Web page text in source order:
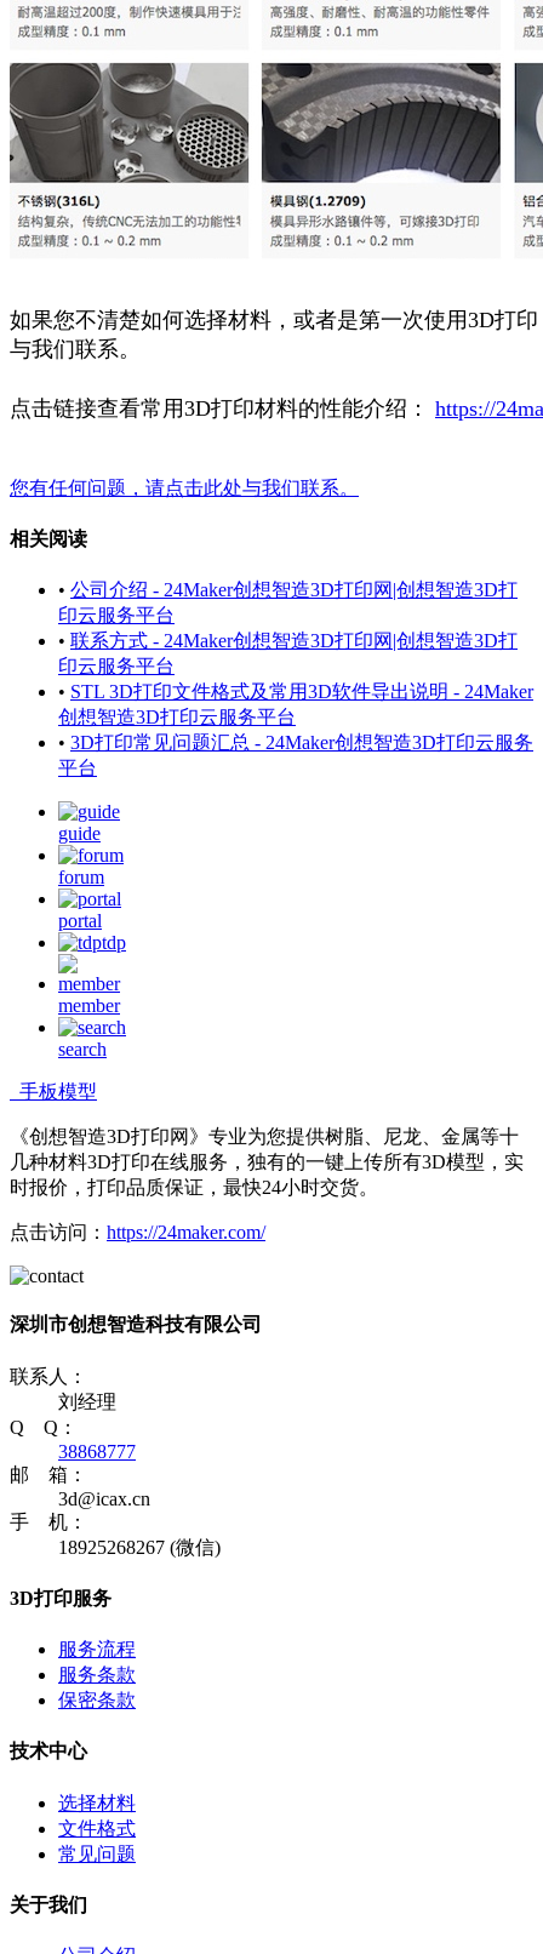
如果您不清楚如何选择材料，或者是第一次使用3D打
与我们联系。
点击链接查看常用3D打印材料的性能介绍： https://
您有任何问题，请点击此处与我们联系。
相关阅读
• 公司介绍 - 24Maker创想智造3D打印网|创想智造3D打
印云服务平台
• 联系方式 - 24Maker创想智造3D打印网|创想智造3D打
印云服务平台
• STL 3D打印文件格式及常用3D软件导出说明 - 24Maker
创想智造3D打印云服务平台
• 3D打印常见问题汇总 - 24Maker创想智造3D打印云服务
平台
guide
forum
portal
tdp
member
search
手板模型
《创想智造3D打印网》专业为您提供树脂、尼龙、金属等十
几种材料3D打印在线服务，独有的一键上传所有3D模型，实
时报价，打印品质保证，最快24小时交货。
点击访问： https://24maker.com/
深圳市创想智造科技有限公司
联系人：
刘经理
Q Q：
38868777
邮 箱：
3d@icax.cn
手 机：
18925268267 (微信)
3D打印服务
服务流程
服务条款
保密条款
技术中心
选择材料
文件格式
常见问题
关于我们